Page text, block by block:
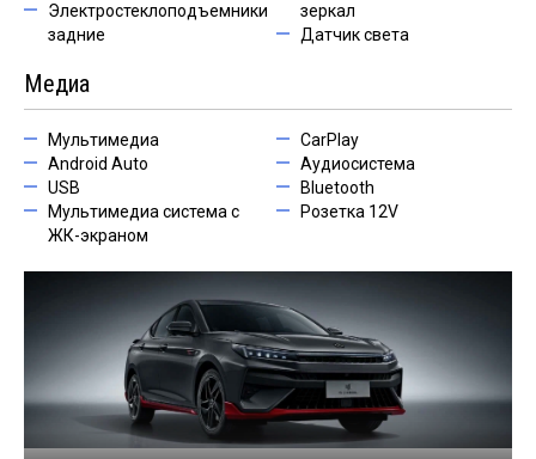
Электростеклоподъемники
задние
зеркал
Датчик света
Медиа
Мультимедиа
Android Auto
USB
Мультимедиа система с
ЖК-экраном
CarPlay
Аудиосистема
Bluetooth
Розетка 12V